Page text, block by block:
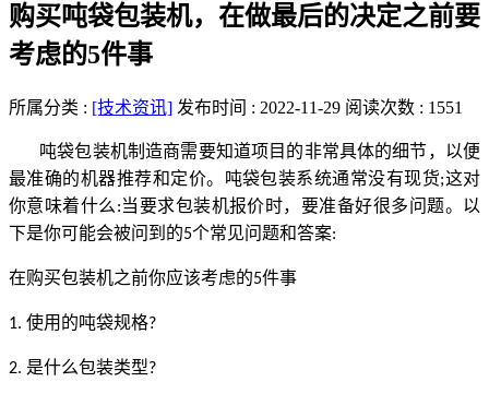
购买吨袋包装机，在做最后的决定之前要
考虑的5件事
所属分类 : [技术资讯] 发布时间 : 2022-11-29 阅读次数 : 1551
吨袋包装机制造商需要知道项目的非常具体的细节，以便
最准确的机器推荐和定价。吨袋包装系统通常没有现货;这对
你意味着什么:当要求包装机报价时，要准备好很多问题。以
下是你可能会被问到的5个常见问题和答案:
在购买包装机之前你应该考虑的5件事
1. 使用的吨袋规格?
2. 是什么包装类型?